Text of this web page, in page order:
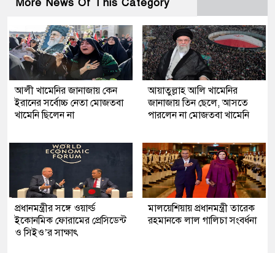
More News Of This Category
আলী খামেনির জানাজায় কেন
ইরানের সর্বোচ্চ নেতা মোজতবা
খামেনি ছিলেন না
আয়াতুল্লাহ আলি খামেনির
জানাজায় তিন ছেলে, আসতে
পারলেন না মোজতবা খামেনি
প্রধানমন্ত্রীর সঙ্গে ওয়ার্ল্ড
ইকোনমিক ফোরামের প্রেসিডেন্ট
ও সিইও’র সাক্ষাৎ
মালয়েশিয়ায় প্রধানমন্ত্রী তারেক
রহমানকে লাল গালিচা সংবর্ধনা